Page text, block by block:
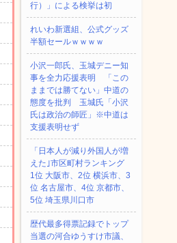
行）」による検挙は初
れいわ新選組、公式グッズ
半額セールｗｗｗｗ
小沢一郎氏、玉城デニー知
事を全力応援表明 「この
ままでは勝てない」中道の
態度を批判 玉城氏「小沢
氏は政治の師匠」※中道は
支援表明せず
「日本人が減り外国人が増
えた｣市区町村ランキング
1位 大阪市、2位 横浜市、3
位 名古屋市、4位 京都市、
5位 埼玉県川口市
歴代最多得票記録でトップ
当選の河合ゆうすけ市議、